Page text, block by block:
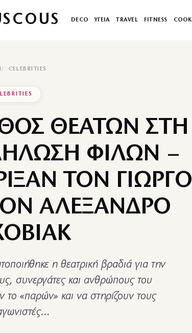
DECO ΥΓΕΙΑ TRAVEL FITNESS COOK
CELEBRITIES
ΘΕΑΤΩΝ ΣΤΗ
ΦΙΛΩΝ –
ΤΟΝ ΓΙΩΡΓΟ
ΑΛΕΞΑΝΔΡΟ
η θεατρική βραδιά για την
συνεργάτες και ανθρώπους του
το «παρών» και να στηρίζουν τους